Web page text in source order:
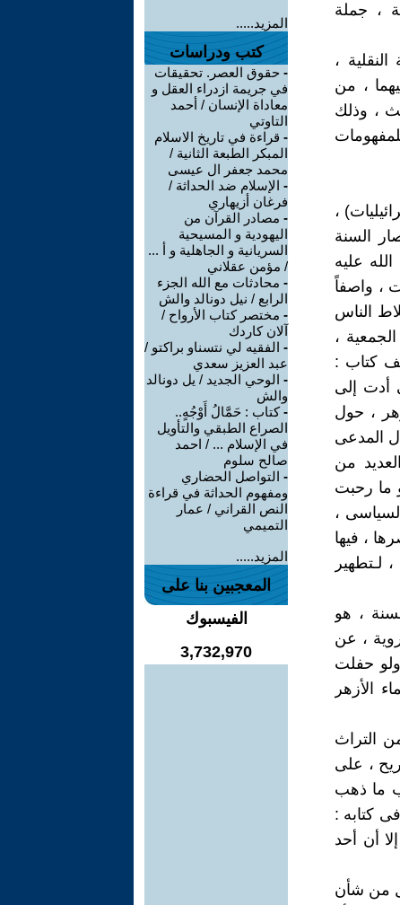
، جملة
،
، من
، وذلك
،
السنة
عليه
، واصفاً
الناس
،
كتاب :
أدت إلى
، حول
المدعى
من
ما رحبت
،
، فيها
لـتطهير
، هو
، عن
ولو حفلت
الأزهر
التراث
، على
ما ذهب
كتابه :
أن أحد
من شأن
المزيد.....
كتب ودراسات
- حقوق العصر. تحقيقات
في جريمة ازدراء العقل و
معاداة الإنسان / أحمد
التاوتي
- قراءة في تاريخ الاسلام
المبكر الطبعة الثانية /
محمد جعفر ال عيسى
- الإسلام ضد الحداثة /
فرغان أزيهاري
- مصادر القرآن من
اليهودية و المسيحية
السريانية و الجاهلية و أ ...
/ مؤمن عقلاني
- محادثات مع الله الجزء
الرابع / نيل دونالد والش
- مختصر كتاب الأرواح /
آلان كاردك
- الفقيه لي نتسناو براكتو /
عبد العزيز سعدي
- الوحي الجديد / يل دونالد
والش
-كتاب : حَمَّالُ أَوْجُهٍ..
الصراع الطبقي والتأويل
في الإسلام ... / احمد
صالح سلوم
- التواصل الحضاري
ومفهوم الحداثة في قراءة
النص القراني / عمار
التميمي
المزيد.....
المعجبين بنا على
الفيسبوك
3,732,970